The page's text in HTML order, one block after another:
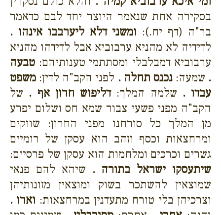
בסקירה אחת שנאמר היוצר יחד לבם כדאמר
בר"ה (דף יח.): ומשני דלא ליערבבו אינהו .
לדידיה לא מהניא ערבוביא אבל לדידהו מהניא
ערבוביא דמבלבלי ומסתתמי טענותיהם: טבעה
. שמעה:נכנס תחלה . לפני הקב"ה לדין: משפט
עבדו . שלמה המלך:דליפוש חרון אף . של
הקב"ה מפני פשעי צבור שמא חס ושלום יפרע
מן המלך כל סורחנו מפני החרון: שווקים
ומרחצאות וכסף וזהב הוא עסקן של רומיים
גשרים וכרכים ומלחמות הוא עסקן של פרסיים:
שיתעסקו ישראל בתורה . שיהא להם פנאי
שמוצאין להשתכר בשוק ומוצאין מזונותיהן
וצרכיהן בלי טורח מתעדנין במרחצאות: וארו .